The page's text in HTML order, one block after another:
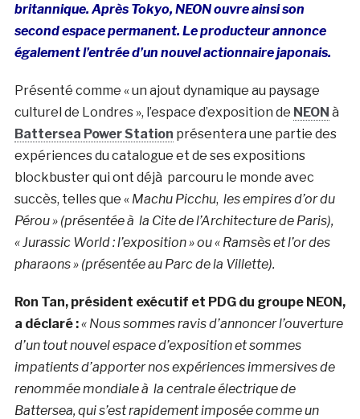
britannique. Après Tokyo, NEON ouvre ainsi son
second espace permanent. Le producteur annonce
également l’entrée d’un nouvel actionnaire japonais.
Présenté comme « un ajout dynamique au paysage
culturel de Londres », l’espace d’exposition de NEON à
Battersea Power Station présentera une partie des
expériences du catalogue et de ses expositions
blockbuster qui ont déjà parcouru le monde avec
succès, telles que « Machu Picchu, les empires d’or du
Pérou » (présentée à la Cite de l’Architecture de Paris),
« Jurassic World : l’exposition » ou « Ramsès et l’or des
pharaons » (présentée au Parc de la Villette).
Ron Tan, président exécutif et PDG du groupe NEON,
a déclaré :« Nous sommes ravis d’annoncer l’ouverture
d’un tout nouvel espace d’exposition et sommes
impatients d’apporter nos expériences immersives de
renommée mondiale à la centrale électrique de
Battersea, qui s’est rapidement imposée comme un